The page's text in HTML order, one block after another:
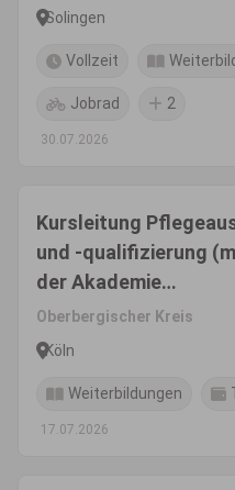
Solingen
Vollzeit
Jobrad 2
30.07.2026
Kursleitung
und -qualifizierung
der Akademie
Senioren
Oberbergischer Kreis
Köln
Weiterbildungen
17.07.2026